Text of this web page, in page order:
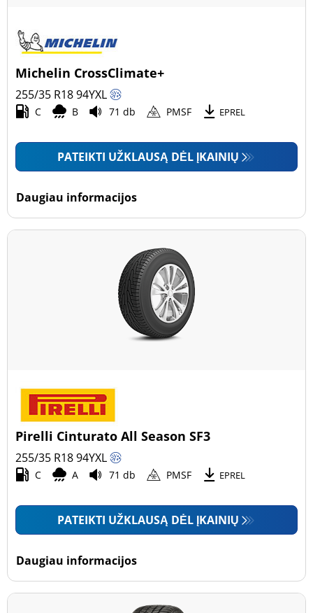
Michelin CrossClimate+
255/35 R1894YXL
C B 71 db PMSF EPREL
PATEIKTI UŽKLAUSĄ DĖL ĮKAINIŲ
Daugiau informacijos
Pirelli Cinturato All Season SF3
255/35 R1894YXL
C A 71 db PMSF EPREL
PATEIKTI UŽKLAUSĄ DĖL ĮKAINIŲ
Daugiau informacijos